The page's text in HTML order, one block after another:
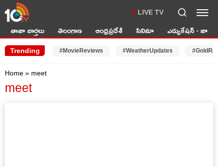
LIVE TV
తాజా వార్తలు తెలంగాణ ఆంధ్రప్రదేశ్ సినిమా ఎడ్యుకేషన్ - జాబ్స్
Trending #MovieReviews #WeatherUpdates
Home » meet
meet